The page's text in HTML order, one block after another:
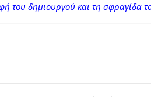
του δημιουργού και τη σφραγίδα